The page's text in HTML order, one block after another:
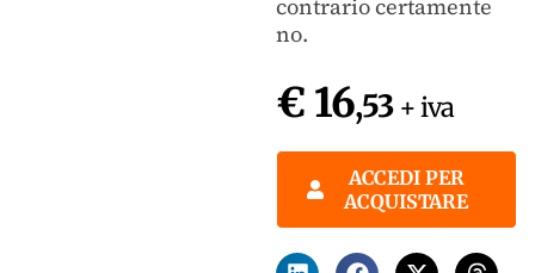
contrario certamente
no.
€ 16,53 + iva
ACCEDI PER
ACQUISTARE